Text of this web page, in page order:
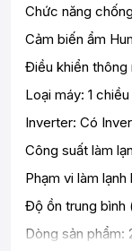
Chức năng
Cảm biến ẩm
Điều khiển thông
Loại máy: 1
Inverter: Có
Công suất làm
Phạm vi làm
Độ ồn trung bình
Dòng sản phẩm: